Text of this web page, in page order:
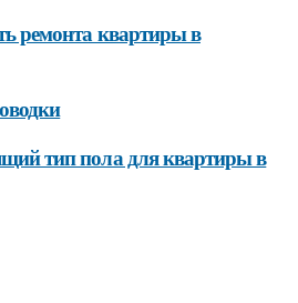
ремонта квартиры в
тип пола для квартиры в